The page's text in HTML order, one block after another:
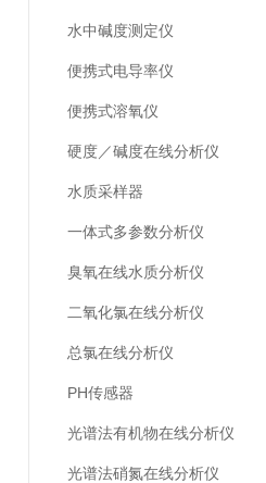
水中碱度测定仪
便携式电导率仪
便携式溶氧仪
硬度／碱度在线分析仪
水质采样器
一体式多参数分析仪
臭氧在线水质分析仪
二氧化氯在线分析仪
总氯在线分析仪
PH传感器
光谱法有机物在线分析仪
光谱法硝氮在线分析仪